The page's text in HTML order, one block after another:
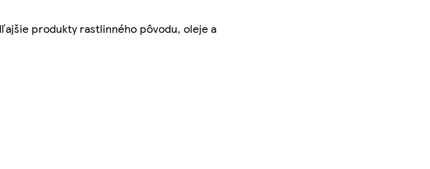
produkty rastlinného pôvodu, oleje a